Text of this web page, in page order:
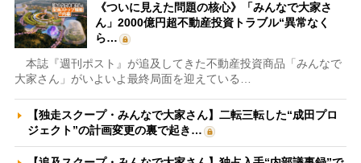
《ついに見えた問題の核心》「みんなで大家さ
ん」2000億円超不動産投資トラブル“異常なく
ら…
本誌『週刊ポスト』が追及してきた不動産投資商品「みんなで
大家さん」がいよいよ最終局面を迎えている…
【独走スクープ・みんなで大家さん】二転三転した“成田プロ
ジェクト”の計画変更の裏で起き…